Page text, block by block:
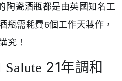
陶瓷酒瓶都是由英國知名工
瓶需耗費6個工作天製作，
究！
Salute 21年調和